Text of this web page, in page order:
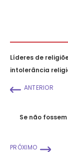
Líderes de
intolerância
ANTERIOR
Se não
PRÓXIMO